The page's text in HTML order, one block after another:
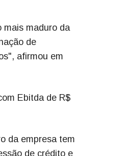
mais maduro da
de
afirmou em
Ebitda de R$
da empresa tem
de crédito e